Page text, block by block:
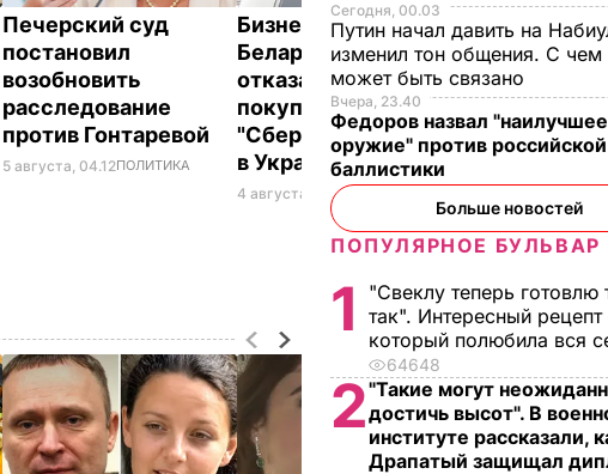
Печерский суд
постановил
возобновить
расследование
против Гонтаревой
5 августа, 04.12ПОЛИТИКА
Бизнесмен из
Беларуси Прокопеня
отказался от
покупки "дочки"
"Сбербанка России"
в Украине
4 августа, 16.11ДЕНЬГИ
Гонтарева
что бывшие
владельцы
провели
кредитного
портфеля
137 млрд грн
Сегодня, 00.03
Путин начал давить на
изменил тон общения. С чем
может быть связано
Вчера, 23.40
Федоров назвал "наилучшее
оружие" против российской
баллистики
Больше новостей
ПОПУЛЯРНОЕ БУЛЬВАР
1
"Свеклу теперь готовлю
так". Интересный рецепт
который полюбила вся
64648
2"Такие могут
достичь высот". В
институте рассказали,
Драпатый защищал